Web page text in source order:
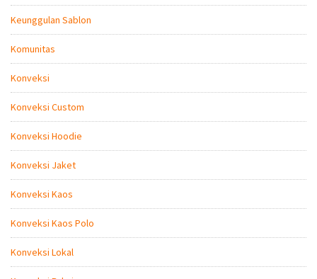
Keunggulan Sablon
Komunitas
Konveksi
Konveksi Custom
Konveksi Hoodie
Konveksi Jaket
Konveksi Kaos
Konveksi Kaos Polo
Konveksi Lokal